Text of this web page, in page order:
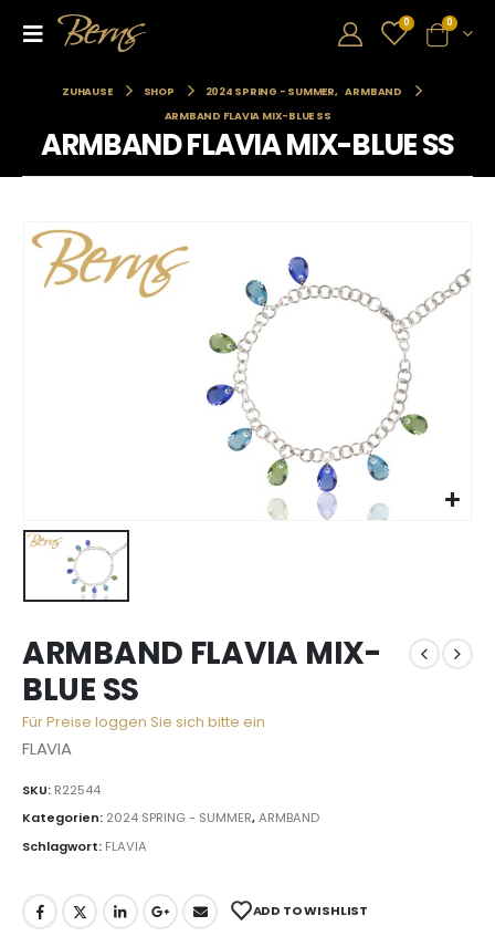
0 0
ZUHAUSE SHOP 2024 SPRING - SUMMER, ARMBAND
ARMBAND FLAVIA MIX-BLUE SS
ARMBAND FLAVIA MIX-BLUE SS
ARMBAND FLAVIA MIX-
BLUE SS
Für Preise loggen Sie sich bitte ein
FLAVIA
SKU: R22544
Kategorien: 2024 SPRING - SUMMER,ARMBAND
Schlagwort: FLAVIA
ADD TO WISHLIST